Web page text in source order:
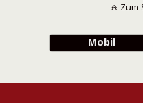
Zum
Mobil